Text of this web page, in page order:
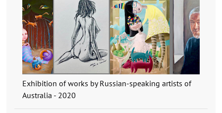
Exhibition of works by Russian-speaking artists of
Australia - 2020